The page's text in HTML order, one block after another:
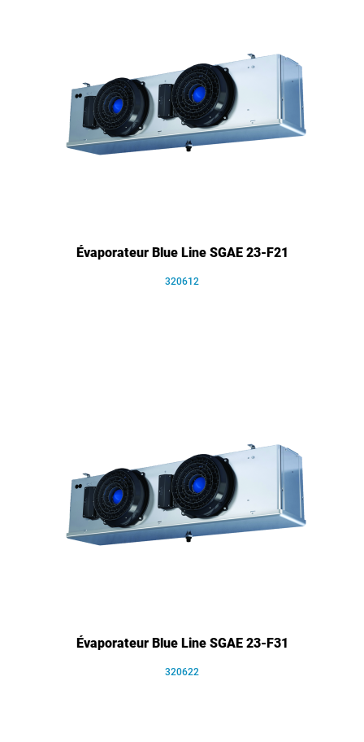
Évaporateur Blue Line SGAE 23-F21
320612
Évaporateur Blue Line SGAE 23-F31
320622